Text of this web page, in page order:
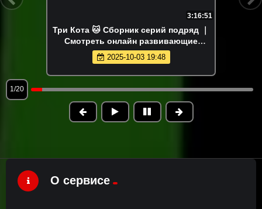
3:16:51
Три Кота 🐱 Сборник серий подряд ｜
Смотреть онлайн развивающие
мультики и игры для детей и малышей
2025-10-03 19:48
1/20
О сервисе